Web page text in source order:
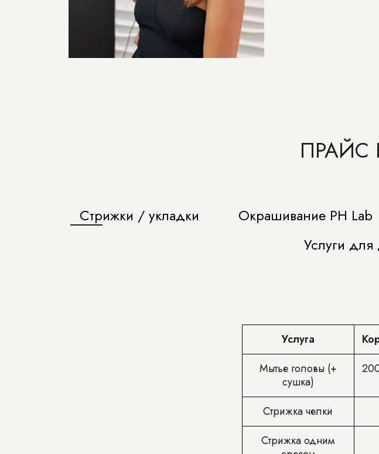
ПРАЙС
Стрижки / укладки Окрашивание PH Lab
Услуги для
Услуга
Мытье головы (+
сушка)
Стрижка челки
Стрижка одним